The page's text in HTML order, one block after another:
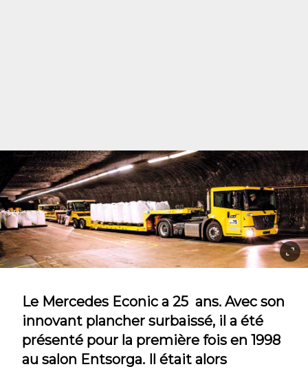
Le Mercedes Econic a 25 ans. Avec son
innovant plancher surbaissé, il a été
présenté pour la première fois en 1998
au salon Entsorga. Il était alors